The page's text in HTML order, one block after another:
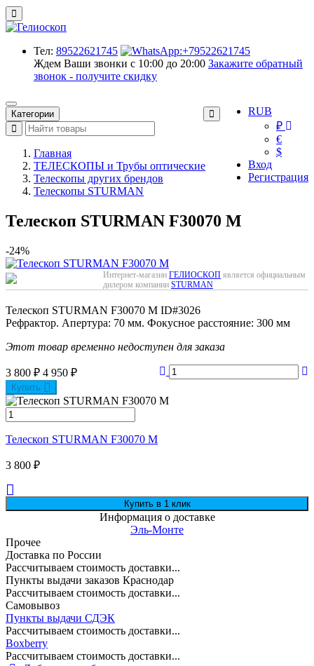
Тел: 89522621745
Ждем Ваши звонки с 10:00 до 20:00 Закажите обратный
звонок - получите скидку
RUB
₽
€
$
Вход
Регистрация
Категории
Главная
ТЕЛЕСКОПЫ и Трубы оптические
Телескопы других брендов
Телескопы STURMAN
Телескоп STURMAN F30070 M
-24%
Интернет-магазин ГЕЛИОСКОП является официальным
дилером компании STURMAN
Телескоп STURMAN F30070 M ID#3026
Рефрактор. Апертура: 70 мм. Фокусное расстояние: 300 мм
Этот товар временно недоступен для заказа
3 800 ₽ 4 950 ₽
Купить
Телескоп STURMAN F30070 M
3 800 ₽
Информация о доставке
Эль-Монте
Прочее
Доставка по России
Рассчитываем стоимость доставки...
Пункты выдачи заказов Краснодар
Рассчитываем стоимость доставки...
Самовывоз
Пункты выдачи СДЭК
Рассчитываем стоимость доставки...
Boxberry
Рассчитываем стоимость доставки...